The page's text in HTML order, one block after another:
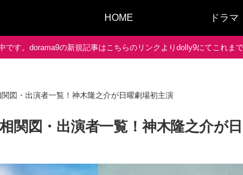
HOME ドラマ
です。dorama9の新規記事はこちらのリンクよりdolly9にてこれまで
図・出演者一覧！神木隆之介が日曜劇場初主演
関図・出演者一覧！神木隆之介が日